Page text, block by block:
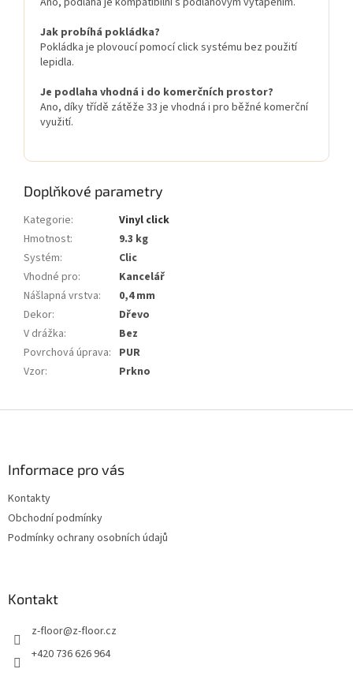
Jak probíhá pokládka?
Pokládka je plovoucí pomocí click systému bez použití
lepidla.
Je podlaha vhodná i do komerčních prostor?
Ano, díky třídě zátěže 33 je vhodná i pro běžné komerční
využití.
Doplňkové parametry
Kategorie:
Vinyl click
Hmotnost:
9.3 kg
Systém:
Clic
Vhodné pro:
Kancelář
Nášlapná vrstva:
0,4 mm
Dekor:
Dřevo
V drážka:
Bez
Povrchová úprava: PUR
Vzor: Prkno
Informace pro vás
Kontakty
Obchodní podmínky
Podmínky ochrany osobních údajů
Kontakt
z-floor@z-floor.cz
+420 736 626 964